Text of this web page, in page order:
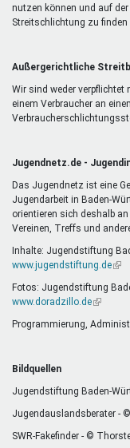
nutzen können und auf
Streitschlichtung zu finden
Außergerichtliche
Wir sind weder verpflichtet
einem Verbraucher an
Jugendnetz.de -
Das Jugendnetz ist eine
Jugendarbeit in Baden-
orientieren sich deshalb
Vereinen, Treffs und
Inhalte: Jugendstiftung
www.jugendstiftung.de(Link
Fotos: Jugendstiftung
www.doradzillo.de(Link
extern)
Programmierung,
Bildquellen
Jugendstiftung Baden-
Jugendauslandsberater -
SWR-Fakefinder - ©